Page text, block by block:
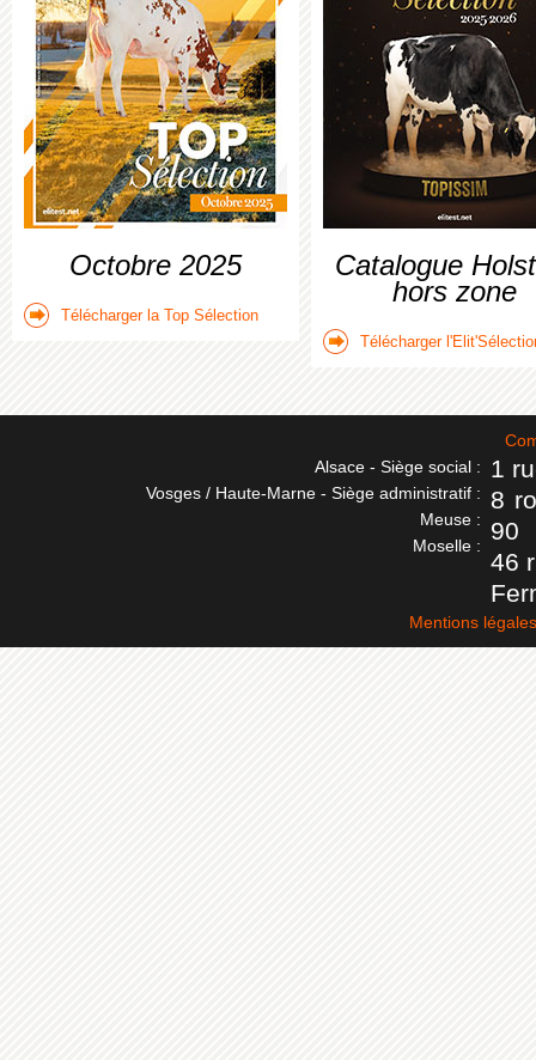
Octobre 2025
Télécharger la Top Sélection
Catalogue
hors zone
Télécharger
Alsace - Siège social :
Vosges / Haute-Marne - Siège administratif :
Meuse :
Moselle :
1
8
90
46
Mentions légales